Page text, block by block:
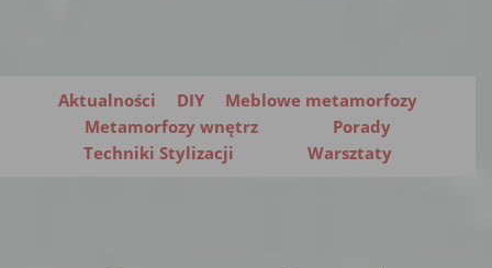
Aktualności DIY
Meblowe metamorfozy
Metamorfozy wnętrz
Porady
Techniki Stylizacji
Warsztaty